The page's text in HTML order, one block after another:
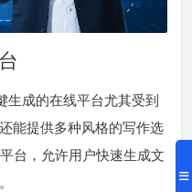
生成的在线平台尤其受到
能提供多种风格的写作选
台，允许用户快速生成文